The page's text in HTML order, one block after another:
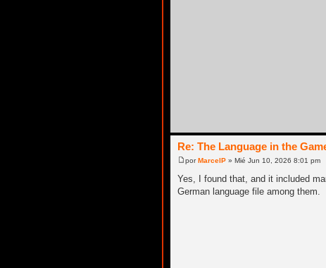
Re: The Language in the
porMarcelP » Mié Jun 10, 2026 8:01 pm
Yes, I found that, and it included
German language file among them.